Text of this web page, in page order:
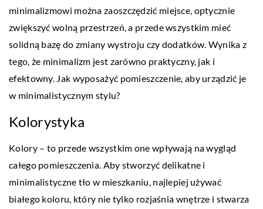
minimalizmowi można zaoszczędzić miejsce, optycznie
zwiększyć wolną przestrzeń, a przede wszystkim mieć
solidną bazę do zmiany wystroju czy dodatków. Wynika z
tego, że minimalizm jest zarówno praktyczny, jak i
efektowny. Jak wyposażyć pomieszczenie, aby urządzić je
w minimalistycznym stylu?
Kolorystyka
Kolory – to przede wszystkim one wpływają na wygląd
całego pomieszczenia. Aby stworzyć delikatne i
minimalistyczne tło w mieszkaniu, najlepiej używać
białego koloru, który nie tylko rozjaśnia wnętrze i stwarza